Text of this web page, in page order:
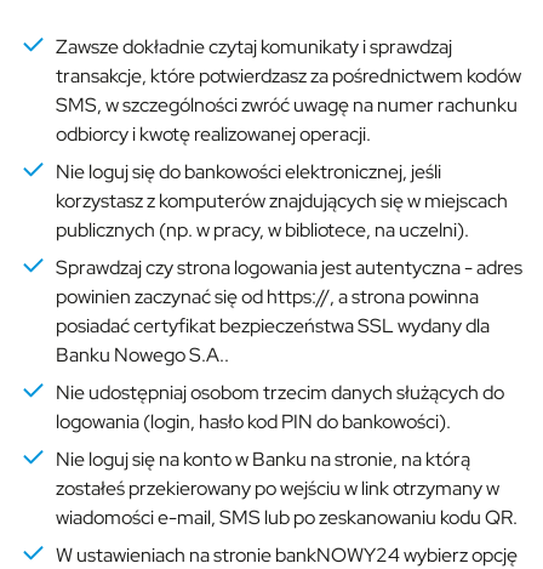
Zawsze dokładnie czytaj komunikaty i sprawdzaj
transakcje, które potwierdzasz za pośrednictwem kodów
SMS, w szczególności zwróć uwagę na numer rachunku
odbiorcy i kwotę realizowanej operacji.
Nie loguj się do bankowości elektronicznej, jeśli
korzystasz z komputerów znajdujących się w miejscach
publicznych (np. w pracy, w bibliotece, na uczelni).
Sprawdzaj czy strona logowania jest autentyczna - adres
powinien zaczynać się od https://, a strona powinna
posiadać certyfikat bezpieczeństwa SSL wydany dla
Banku Nowego S.A..
Nie udostępniaj osobom trzecim danych służących do
logowania (login, hasło kod PIN do bankowości).
Nie loguj się na konto w Banku na stronie, na którą
zostałeś przekierowany po wejściu w link otrzymany w
wiadomości e-mail, SMS lub po zeskanowaniu kodu QR.
W ustawieniach na stronie bankNOWY24 wybierz opcję